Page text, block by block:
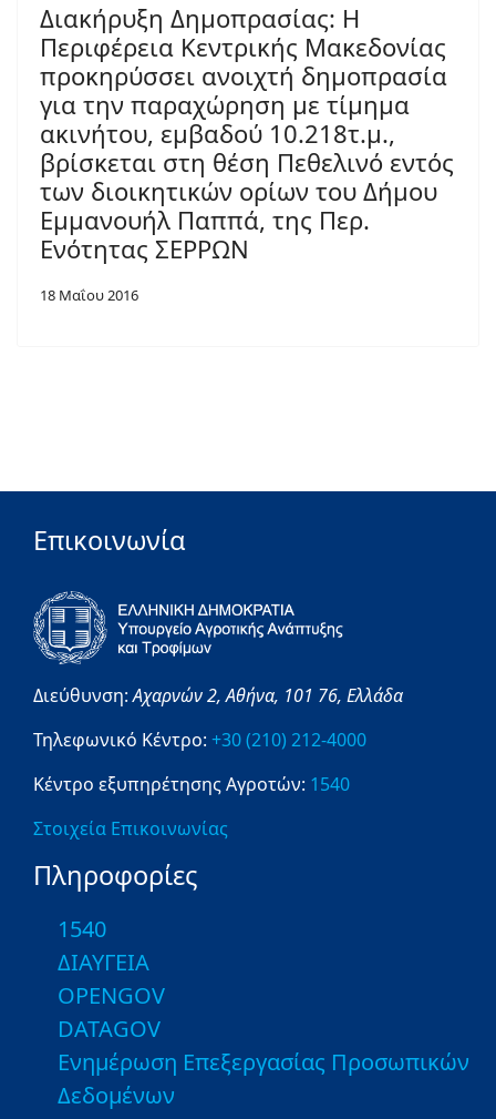
Διακήρυξη Δημοπρασίας: Η
Περιφέρεια Κεντρικής Μακεδονίας
προκηρύσσει ανοιχτή δημοπρασία
για την παραχώρηση με τίμημα
ακινήτου, εμβαδού 10.218τ.μ.,
βρίσκεται στη θέση Πεθελινό εντός
των διοικητικών ορίων του Δήμου
Εμμανουήλ Παππά, της Περ.
Ενότητας ΣΕΡΡΩΝ
18 Μαΐου 2016
Επικοινωνία
Διεύθυνση:Αχαρνών 2,Αθήνα, 101 76, Ελλάδα
Τηλεφωνικό Κέντρο: +30 (210) 212-4000
Κέντρο εξυπηρέτησης Αγροτών: 1540
Στοιχεία Επικοινωνίας
Πληροφορίες
1540
ΔΙΑΥΓΕΙΑ
OPENGOV
DATAGOV
Ενημέρωση Επεξεργασίας Προσωπικών
Δεδομένων